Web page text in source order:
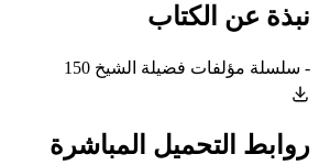
نبذة عن الكتاب
- سلسلة مؤلفات فضيلة الشيخ 150
روابط التحميل المباشرة